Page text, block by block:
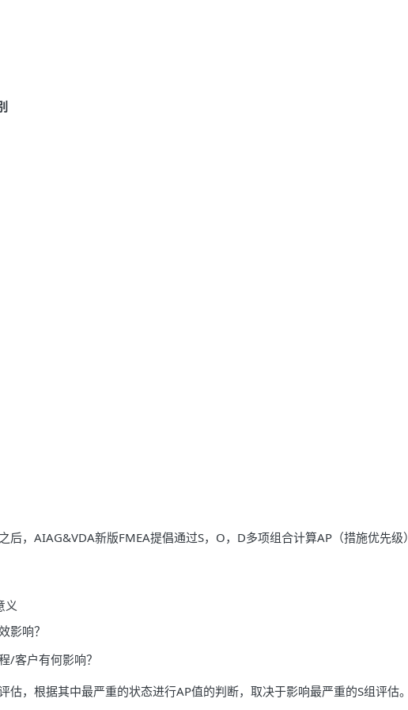
后，AIAG&VDA新版FMEA提倡通过S，O，D多项组合计算AP（措施优先级）
义
影响？
/客户有何影响？
估，根据其中最严重的状态进行AP值的判断，取决于影响最严重的S组评估。